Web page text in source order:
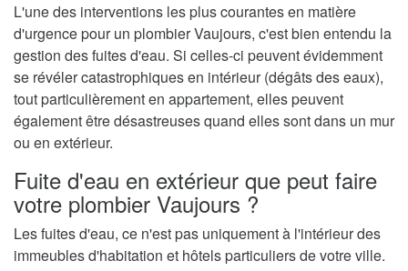
L'une des interventions les plus courantes en matière
d'urgence pour un plombier Vaujours, c'est bien entendu la
gestion des fuites d'eau. Si celles-ci peuvent évidemment
se révéler catastrophiques en intérieur (dégâts des eaux),
tout particulièrement en appartement, elles peuvent
également être désastreuses quand elles sont dans un mur
ou en extérieur.
Fuite d'eau en extérieur que peut faire
votre plombier Vaujours ?
Les fuites d'eau, ce n'est pas uniquement à l'intérieur des
immeubles d'habitation et hôtels particuliers de votre ville.